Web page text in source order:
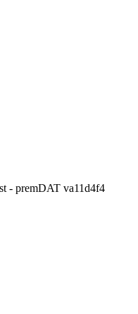
- premDAT va11d4f4